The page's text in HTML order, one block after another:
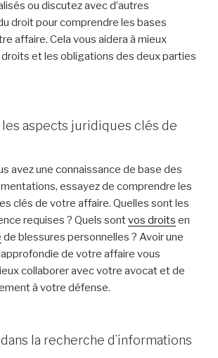
ou discutez avec d’autres
droit pour comprendre les bases
affaire. Cela vous aidera à mieux
et les obligations des deux parties
aspects juridiques clés de
avez une connaissance de base des
essayez de comprendre les
clés de votre affaire. Quelles sont les
requises ? Quels sontvos droits en
de blessures personnelles ? Avoir une
de votre affaire vous
collaborer avec votre avocat et de
à votre défense.
la recherche d’informations